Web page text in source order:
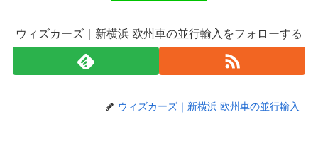
ウィズカーズ｜新横浜 欧州車の並行輸入をフォローする
ウィズカーズ｜新横浜 欧州車の並行輸入